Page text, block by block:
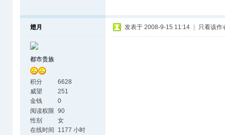
翅月
都市贵族
积分
6628
威望
251
金钱
0
阅读权限 90
性别
女
在线时间
1177 小时
发表于 2008-9-15 11:14 只看该作